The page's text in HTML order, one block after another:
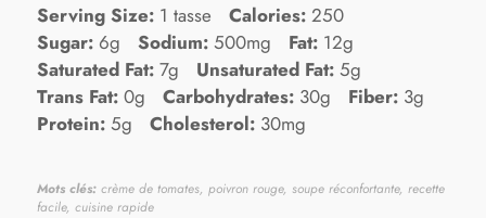
Serving Size: 1 tasse Calories: 250
Sugar: 6g Sodium: 500mg Fat: 12g
Saturated Fat: 7g Unsaturated Fat: 5g
Trans Fat: 0g Carbohydrates: 30g Fiber: 3g
Protein: 5g Cholesterol: 30mg
Mots clés: crème de tomates, poivron rouge, soupe réconfortante, recette
facile, cuisine rapide